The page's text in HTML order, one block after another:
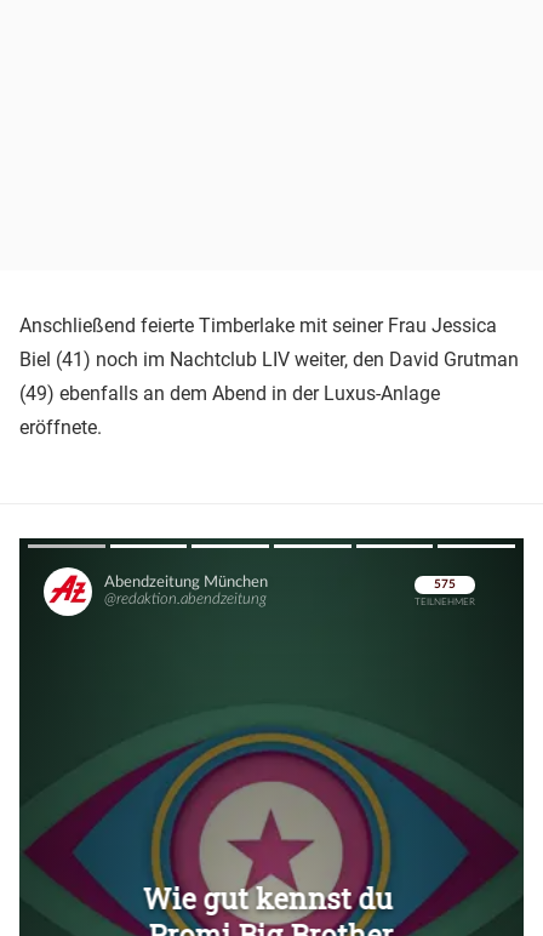
Anschließend feierte Timberlake mit seiner Frau Jessica
Biel (41) noch im Nachtclub LIV weiter, den David Grutman
(49) ebenfalls an dem Abend in der Luxus-Anlage
eröffnete.
Überspringen
Überspringen